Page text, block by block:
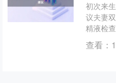
初次来
议夫妻
精液检
不育患
间来院
查看：